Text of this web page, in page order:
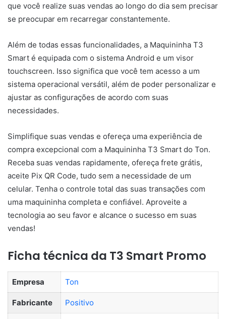
que você realize suas vendas ao longo do dia sem precisar
se preocupar em recarregar constantemente.
Além de todas essas funcionalidades, a Maquininha T3
Smart é equipada com o sistema Android e um visor
touchscreen. Isso significa que você tem acesso a um
sistema operacional versátil, além de poder personalizar e
ajustar as configurações de acordo com suas
necessidades.
Simplifique suas vendas e ofereça uma experiência de
compra excepcional com a Maquininha T3 Smart do Ton.
Receba suas vendas rapidamente, ofereça frete grátis,
aceite Pix QR Code, tudo sem a necessidade de um
celular. Tenha o controle total das suas transações com
uma maquininha completa e confiável. Aproveite a
tecnologia ao seu favor e alcance o sucesso em suas
vendas!
Ficha técnica da T3 Smart Promo
Empresa Ton
Fabricante Positivo